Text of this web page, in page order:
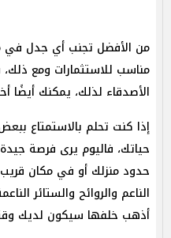
من الأفضل تجنب أي جدل في
مناسب للاستثمارات ومع
الأصدقاء لذلك، يمكنك أيضًا
إذا كنت تحلم بالاستمتاع
حياتك، فاليوم يرى فرصة
حدود منزلك أو في مكان
الناعم والروائح والستائر
أذهب خلفها سيكون لديك